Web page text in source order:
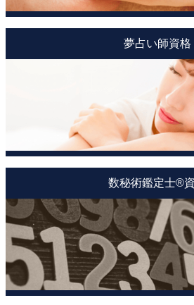
夢占い師資格
数秘術鑑定士®